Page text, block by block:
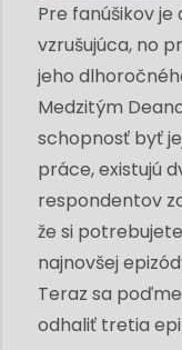
Pre fanúšikov je
vzrušujúca, no
jeho
Medzitým
schopnosť byť
práce, existujú
respondentov
že si
najnovšej
Teraz sa
odhaliť tretia